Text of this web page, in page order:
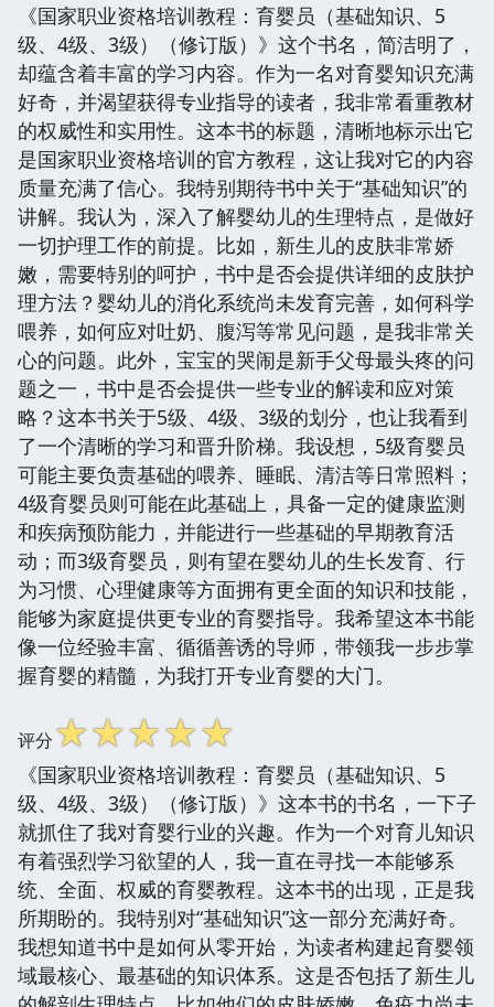
《国家职业资格培训教程：育婴员（基础知识、5
级、4级、3级）（修订版）》这个书名，简洁明了，
却蕴含着丰富的学习内容。作为一名对育婴知识充满
好奇，并渴望获得专业指导的读者，我非常看重教材
的权威性和实用性。这本书的标题，清晰地标示出它
是国家职业资格培训的官方教程，这让我对它的内容
质量充满了信心。我特别期待书中关于“基础知识”的
讲解。我认为，深入了解婴幼儿的生理特点，是做好
一切护理工作的前提。比如，新生儿的皮肤非常娇
嫩，需要特别的呵护，书中是否会提供详细的皮肤护
理方法？婴幼儿的消化系统尚未发育完善，如何科学
喂养，如何应对吐奶、腹泻等常见问题，是我非常关
心的问题。此外，宝宝的哭闹是新手父母最头疼的问
题之一，书中是否会提供一些专业的解读和应对策
略？这本书关于5级、4级、3级的划分，也让我看到
了一个清晰的学习和晋升阶梯。我设想，5级育婴员
可能主要负责基础的喂养、睡眠、清洁等日常照料；
4级育婴员则可能在此基础上，具备一定的健康监测
和疾病预防能力，并能进行一些基础的早期教育活
动；而3级育婴员，则有望在婴幼儿的生长发育、行
为习惯、心理健康等方面拥有更全面的知识和技能，
能够为家庭提供更专业的育婴指导。我希望这本书能
像一位经验丰富、循循善诱的导师，带领我一步步掌
握育婴的精髓，为我打开专业育婴的大门。
评分☆☆☆☆☆
《国家职业资格培训教程：育婴员（基础知识、5
级、4级、3级）（修订版）》这本书的书名，一下子
就抓住了我对育婴行业的兴趣。作为一个对育儿知识
有着强烈学习欲望的人，我一直在寻找一本能够系
统、全面、权威的育婴教程。这本书的出现，正是我
所期盼的。我特别对“基础知识”这一部分充满好奇。
我想知道书中是如何从零开始，为读者构建起育婴领
域最核心、最基础的知识体系。这是否包括了新生儿